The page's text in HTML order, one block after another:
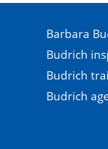
Barbara
Budrich
Budrich
Budrich